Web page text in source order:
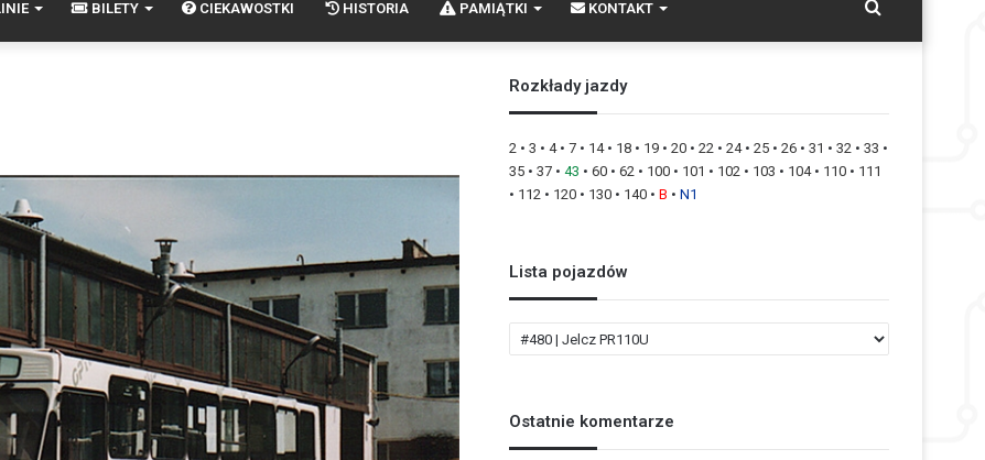
BILETY CIEKAWOSTKI HISTORIA PAMIĄTKI KONTAKT Wyszukaj
Rozkłady jazdy
2 •3 •4•7 • 14• 18 • 19 •20 •22 •24•25 •26 •31 •32 •33 •
35 •37 •43 •60 •62 • 100 • 101 • 102 • 103 • 104• 110 • 111
• 112 • 120 • 130 • 140 •B •N1
Lista pojazdów
i
a
p
Ostatnie komentarze